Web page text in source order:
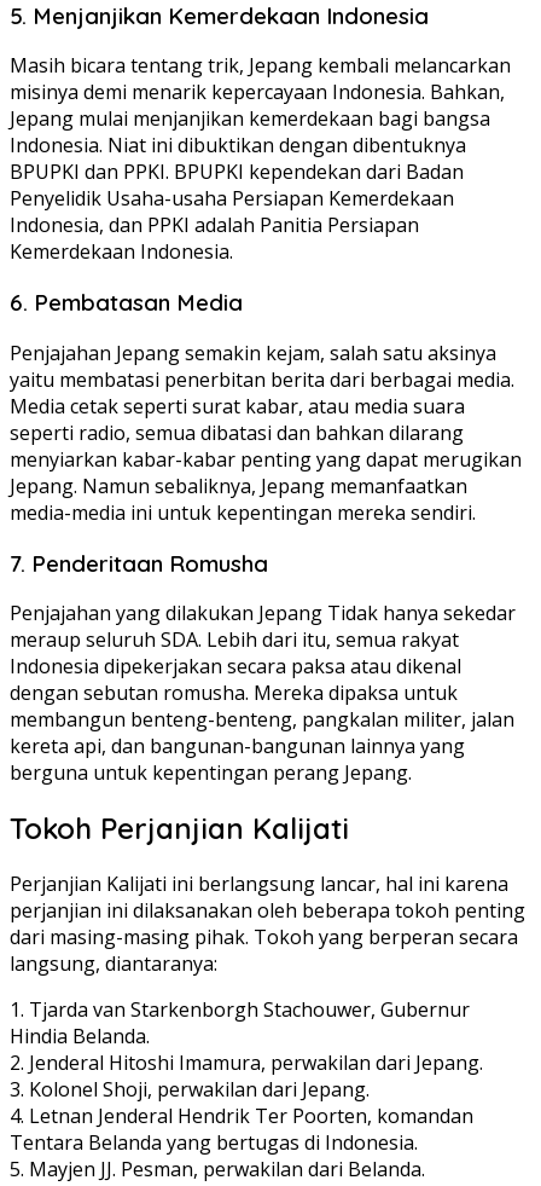
5. Menjanjikan Kemerdekaan Indonesia
Masih bicara tentang trik, Jepang kembali melancarkan
misinya demi menarik kepercayaan Indonesia. Bahkan,
Jepang mulai menjanjikan kemerdekaan bagi bangsa
Indonesia. Niat ini dibuktikan dengan dibentuknya
BPUPKI dan PPKI. BPUPKI kependekan dari Badan
Penyelidik Usaha-usaha Persiapan Kemerdekaan
Indonesia, dan PPKI adalah Panitia Persiapan
Kemerdekaan Indonesia.
6. Pembatasan Media
Penjajahan Jepang semakin kejam, salah satu aksinya
yaitu membatasi penerbitan berita dari berbagai media.
Media cetak seperti surat kabar, atau media suara
seperti radio, semua dibatasi dan bahkan dilarang
menyiarkan kabar-kabar penting yang dapat merugikan
Jepang. Namun sebaliknya, Jepang memanfaatkan
media-media ini untuk kepentingan mereka sendiri.
7. Penderitaan Romusha
Penjajahan yang dilakukan Jepang Tidak hanya sekedar
meraup seluruh SDA. Lebih dari itu, semua rakyat
Indonesia dipekerjakan secara paksa atau dikenal
dengan sebutan romusha. Mereka dipaksa untuk
membangun benteng-benteng, pangkalan militer, jalan
kereta api, dan bangunan-bangunan lainnya yang
berguna untuk kepentingan perang Jepang.
Tokoh Perjanjian Kalijati
Perjanjian Kalijati ini berlangsung lancar, hal ini karena
perjanjian ini dilaksanakan oleh beberapa tokoh penting
dari masing-masing pihak. Tokoh yang berperan secara
langsung, diantaranya:
1. Tjarda van Starkenborgh Stachouwer, Gubernur
Hindia Belanda.
2. Jenderal Hitoshi Imamura, perwakilan dari Jepang.
3. Kolonel Shoji, perwakilan dari Jepang.
4. Letnan Jenderal Hendrik Ter Poorten, komandan
Tentara Belanda yang bertugas di Indonesia.
5. Mayjen JJ. Pesman, perwakilan dari Belanda.